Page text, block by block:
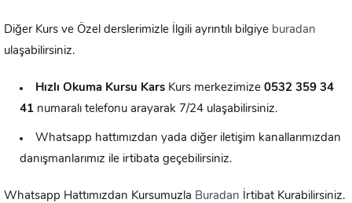
Diğer Kurs ve Özel derslerimizle İlgili ayrıntılı bilgiye buradan
ulaşabilirsiniz.
Hızlı Okuma Kursu Kars Kurs merkezimize 0532 359 34
41 numaralı telefonu arayarak 7/24 ulaşabilirsiniz.
Whatsapp hattımızdan yada diğer iletişim kanallarımızdan
danışmanlarımız ile irtibata geçebilirsiniz.
Whatsapp Hattımızdan Kursumuzla Buradan İrtibat Kurabilirsiniz.